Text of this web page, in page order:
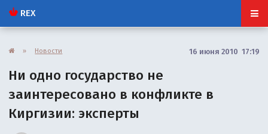
REX
» Новости 16 июня 2010 17:19
Ни одно государство не
заинтересовано в конфликте в
Киргизии: эксперты